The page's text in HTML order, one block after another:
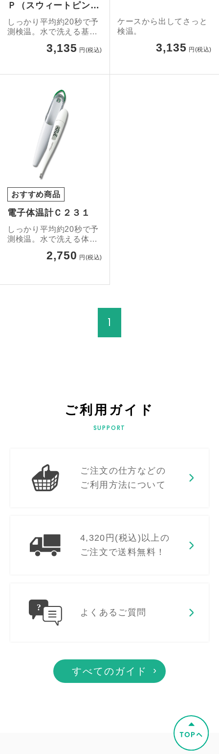
Ｐ（スウィートピン
ク）
しっかり平均約20秒で予
測検温。水で洗える基礎
3,135 円(税込)
ケースから出してさっと
検温。
3,135 円(税込)
おすすめ商品
電子体温計Ｃ２３１
しっかり平均約20秒で予
測検温。水で洗える体温
2,750 円(税込)
1
ご利用ガイド
SUPPORT
ご注文の仕方などの
ご利用方法について
4,320円(税込)以上の
ご注文で送料無料！
よくあるご質問
すべてのガイド